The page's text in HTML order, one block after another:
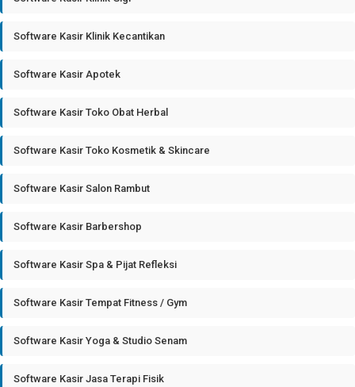
Software Kasir Klinik Kecantikan
Software Kasir Apotek
Software Kasir Toko Obat Herbal
Software Kasir Toko Kosmetik & Skincare
Software Kasir Salon Rambut
Software Kasir Barbershop
Software Kasir Spa & Pijat Refleksi
Software Kasir Tempat Fitness / Gym
Software Kasir Yoga & Studio Senam
Software Kasir Jasa Terapi Fisik